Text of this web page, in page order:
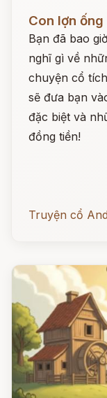
Con lợn ống
Bạn đã bao
nghĩ gì về
chuyện cổ
sẽ đưa bạn
đặc biệt và
đồng tiền!
Truyện cổ